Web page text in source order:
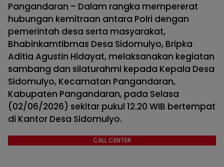
Pangandaran – Dalam rangka mempererat
hubungan kemitraan antara Polri dengan
pemerintah desa serta masyarakat,
Bhabinkamtibmas Desa Sidomulyo, Bripka
Aditia Agustin Hidayat, melaksanakan kegiatan
sambang dan silaturahmi kepada Kepala Desa
Sidomulyo, Kecamatan Pangandaran,
Kabupaten Pangandaran, pada Selasa
(02/06/2026) sekitar pukul 12.20 WIB bertempat
di Kantor Desa Sidomulyo.
CALL CENTER